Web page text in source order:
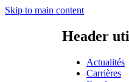
Skip to main content
Header
Actualités
Carrières